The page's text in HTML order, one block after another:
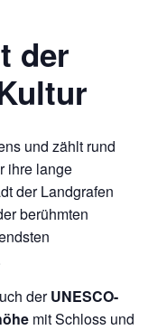
der
und zählt rund
ihre lange
der Landgrafen
berühmten
derUNESCO-
mit Schloss und